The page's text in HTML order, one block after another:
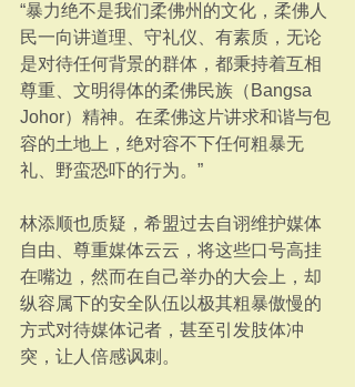
“暴力绝不是我们柔佛州的文化，柔佛人
民一向讲道理、守礼仪、有素质，无论
是对待任何背景的群体，都秉持着互相
尊重、文明得体的柔佛民族（Bangsa
Johor）精神。在柔佛这片讲求和谐与包
容的土地上，绝对容不下任何粗暴无
礼、野蛮恐吓的行为。”
林添顺也质疑，希盟过去自诩维护媒体
自由、尊重媒体云云，将这些口号高挂
在嘴边，然而在自己举办的大会上，却
纵容属下的安全队伍以极其粗暴傲慢的
方式对待媒体记者，甚至引发肢体冲
突，让人倍感讽刺。